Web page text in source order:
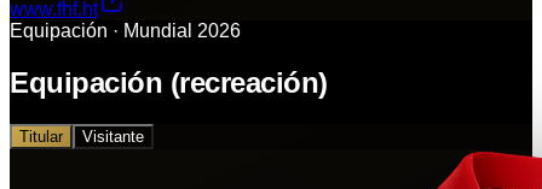
www.fhf.ht
Equipación · Mundial 2026
Equipación (recreación)
Titular Visitante